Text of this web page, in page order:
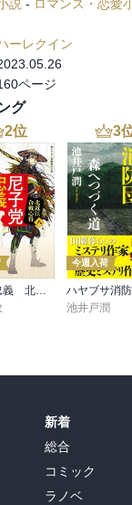
説 - ロマンス・恋愛
ーレクイン
ページ
グ
2位
尼子党忠義 北近江合戦心得〈八〉
3
今週入荷
池井戸潤
新着
総合
コミック
ラノベ